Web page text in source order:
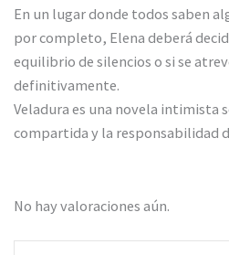
En un lugar donde todos saben
por completo, Elena deberá
equilibrio de silencios o si se
definitivamente.
Veladura es una novela intimista
compartida y la responsabilidad
No hay valoraciones aún.